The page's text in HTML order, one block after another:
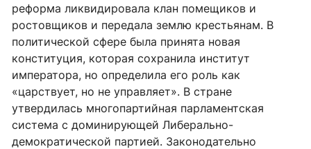
реформа ликвидировала клан помещиков и
ростовщиков и передала землю крестьянам. В
политической сфере была принята новая
конституция, которая сохранила институт
императора, но определила его роль как
«царствует, но не управляет». В стране
утвердилась многопартийная парламентская
система с доминирующей Либерально-
демократической партией. Законодательно